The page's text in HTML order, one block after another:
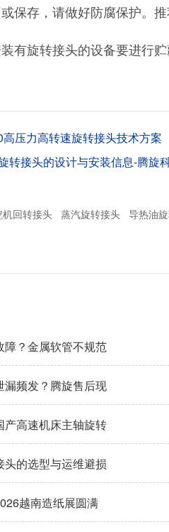
保存，请做好防腐保护。
有旋转接头的设备要进行
压力高转速旋转接头技术方案
转接头的设计与安装信息-腾旋
机回转接头 蒸汽旋转接头 导热油
？金属软管不规范
频发？腾旋售后现
因
产高速机床主轴旋转
可控
的选型与运维避损
越南造纸展圆满